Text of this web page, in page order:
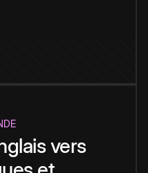
vers